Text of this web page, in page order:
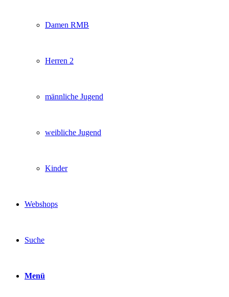
Damen RMB
Herren 2
männliche Jugend
weibliche Jugend
Kinder
Webshops
Suche
Menü